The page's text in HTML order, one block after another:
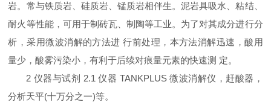
岩。常与铁质岩、硅质岩、锰质岩相伴生。泥岩具吸水、粘结、
耐火等性能，可用于制砖瓦、制陶等工业。为了对其成分进行分
析，采用微波消解的方法进 行前处理，本方法消解迅速，酸用
量少，酸雾污染小，有利于后续对痕量元素的快速测 定。
2 仪器与试剂 2.1 仪器 TANKPLUS 微波消解仪，赶酸器，
分析天平(十万分之一)等。